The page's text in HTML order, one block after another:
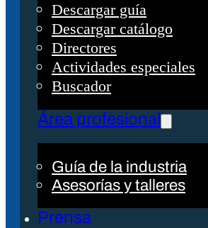
Descargar guía
Descargar catálogo
Directores
Actividades especiales
Buscador
Área profesional
Guía de la industria
Asesorías y talleres
Prensa